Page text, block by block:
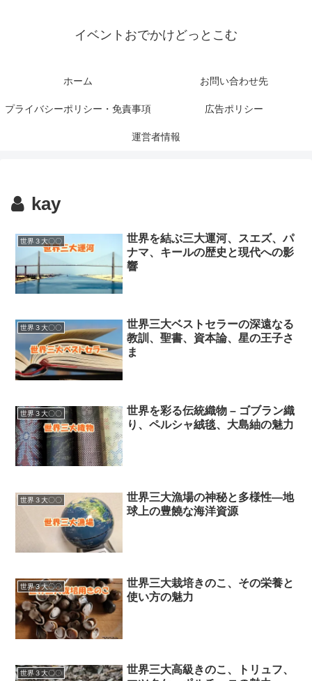
イベントおでかけどっとこむ
ホーム お問い合わせ先
プライバシーポリシー・免責事項 広告ポリシー
運営者情報
kay
世界３大〇〇
世界を結ぶ三大運河、スエズ、パ
ナマ、キールの歴史と現代への影
響
世界３大〇〇
世界三大ベストセラーの深遠なる
教訓、聖書、資本論、星の王子さ
ま
世界３大〇〇
世界を彩る伝統織物 – ゴブラン織
り、ペルシャ絨毯、大島紬の魅力
世界３大〇〇
世界三大漁場の神秘と多様性―地
球上の豊饒な海洋資源
世界３大〇〇
世界三大栽培きのこ、その栄養と
使い方の魅力
世界３大〇〇
世界三大高級きのこ、トリュフ、